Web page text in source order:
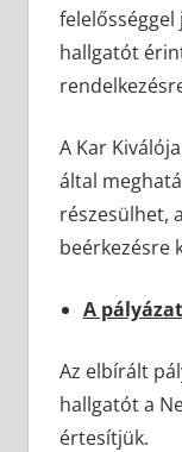
hallgatót
A Kar
által
részesülhet,
beérkezésre
A
Az elbírált
hallgatót a
értesítjük.